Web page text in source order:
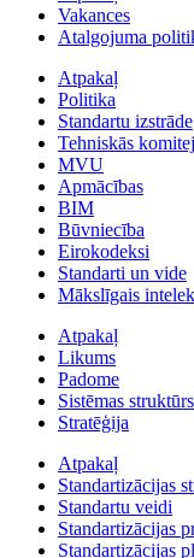
Vakances
Atalgojuma
Atpakaļ
Politika
Standartu izstrāde
Tehniskās
MVU
Apmācības
BIM
Būvniecība
Eirokodeksi
Standarti un vide
Mākslīgais
Atpakaļ
Likums
Padome
Sistēmas
Stratēģija
Atpakaļ
Standartizācijas
Standartu veidi
Standartizācijas
Standartizācijas